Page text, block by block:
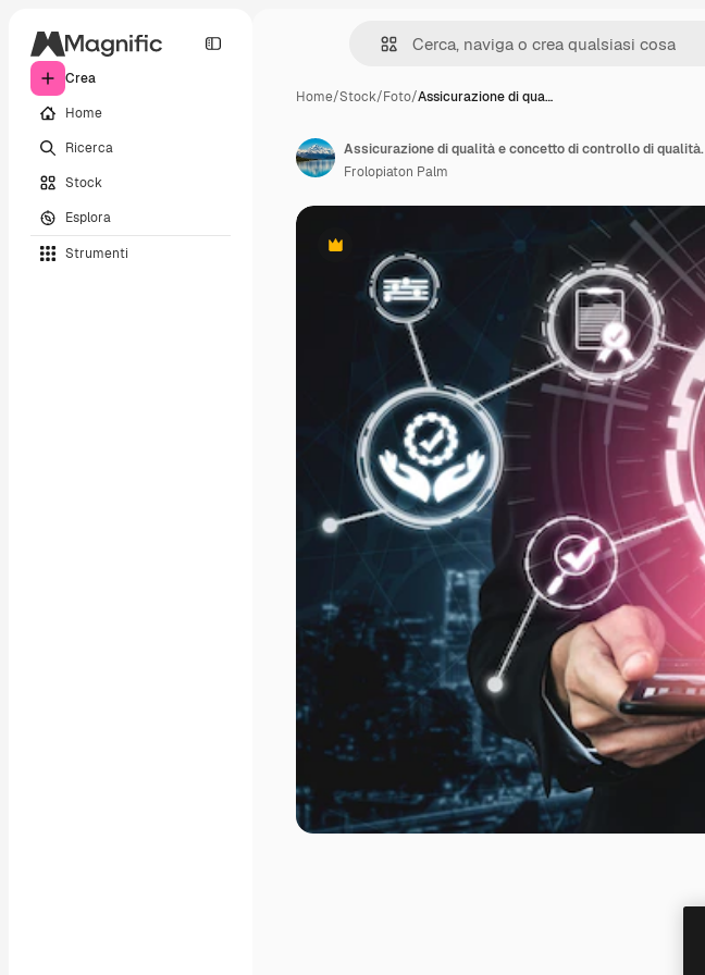
Crea
Home
Ricerca
Stock
Esplora
Strumenti
Home/Stock/Foto/Assicurazione di qua…
Premium
Assicurazione di qualità e concetto di controllo di qualità.
Frolopiaton Palm